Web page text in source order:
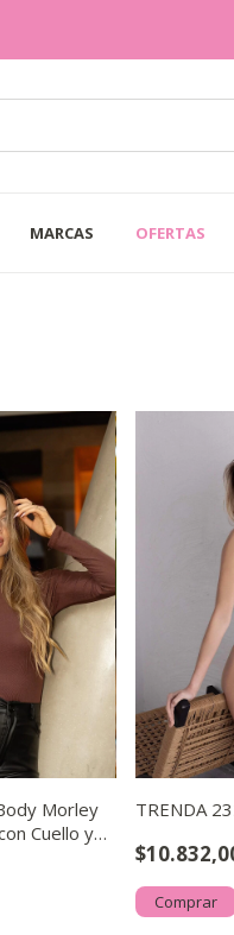
MARCAS OFERTAS
Morley
Cuello y
TRENDA
Comprar